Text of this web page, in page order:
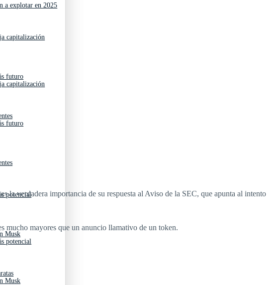
capitalización
futuro
potencial
Musk
a explotar en 2025
capitalización
futuro
potencial
Musk
la verdadera importancia de su respuesta al Aviso de la SEC, que apunta al intento
mucho mayores que un anuncio llamativo de un token.